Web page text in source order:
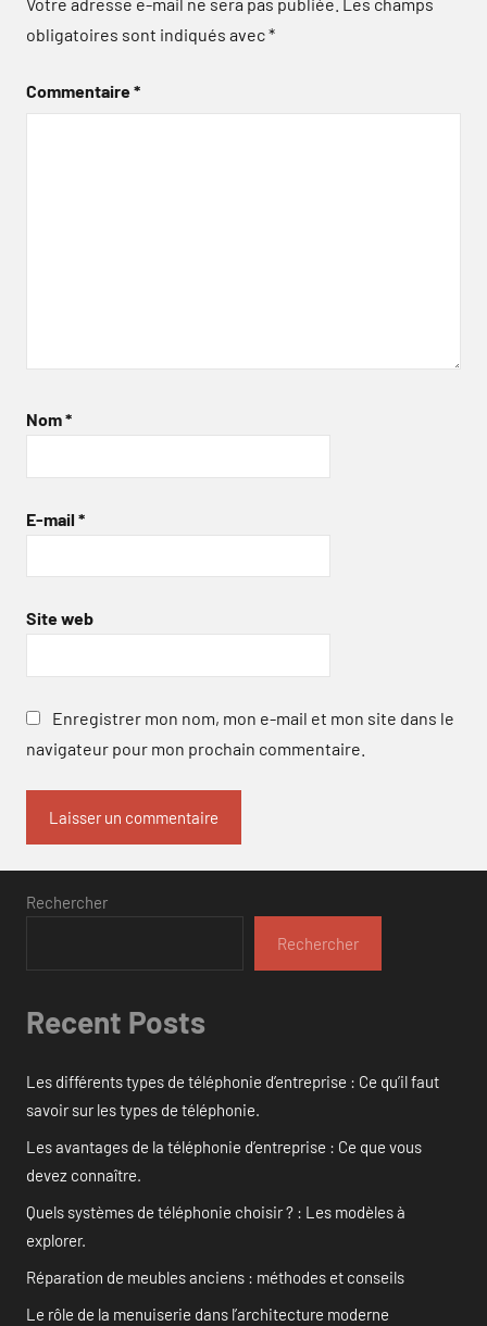
obligatoires sont indiqués avec*
Commentaire*
Nom*
E-mail *
Site web
Enregistrer mon nom, mon e-mail et mon site dans le
navigateur pour mon prochain commentaire.
Rechercher
Rechercher
Recent Posts
Les différents types de téléphonie d’entreprise : Ce qu’il faut
savoir sur les types de téléphonie.
Les avantages de la téléphonie d’entreprise : Ce que vous
devez connaître.
Quels systèmes de téléphonie choisir ? : Les modèles à
explorer.
Réparation de meubles anciens : méthodes et conseils
Le rôle de la menuiserie dans l’architecture moderne